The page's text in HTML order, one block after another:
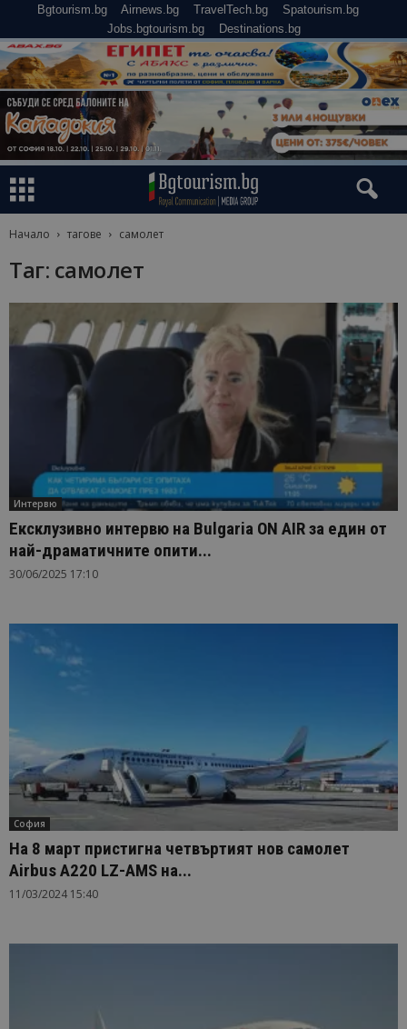
Bgtourism.bg Airnews.bg TravelTech.bg
Spatourism.bg
Jobs.bgtourism.bg
Destinations.bg
Начало тагове самолет
Таг: самолет
Интервю
Ексклузивно интервю на Bulgaria ON AIR за един от
най-драматичните опити...
30/06/2025 17:10
София
На 8 март пристигна четвъртият нов самолет
Airbus А220 LZ-AMS на...
11/03/2024 15:40